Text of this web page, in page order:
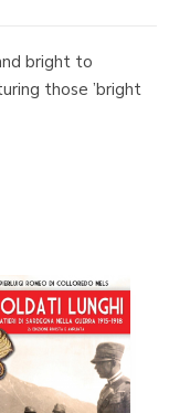
bright to
those ’bright